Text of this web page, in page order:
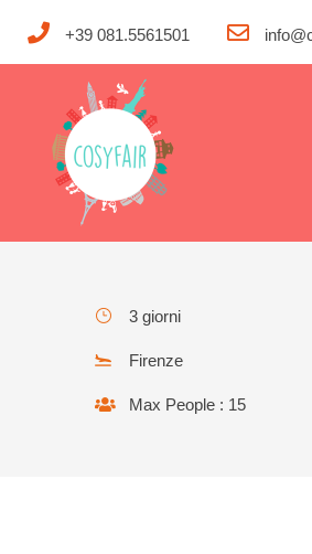
+39 081.5561501
Firenze week
3 giorni
Firenze
Max People : 15